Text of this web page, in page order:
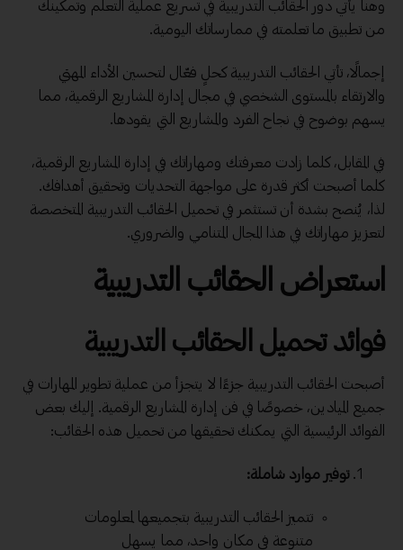
وهنا يأتي دور الحقائب التدريبية في تسريع عملية التعلم وتمكينك
من تطبيق ما تعلمته في ممارساتك اليومية.
إجمالًا، تأتي الحقائب التدريبية كحلٍ فعّال لتحسين الأداء المهني
والارتقاء بالمستوى الشخصي في مجال إدارة المشاريع الرقمية، مما
يسهم بوضوح في نجاح الفرد والمشاريع التي يقودها.
في المقابل، كلما زادت معرفتك ومهاراتك في إدارة المشاريع الرقمية،
كلما أصبحت أكثر قدرة على مواجهة التحديات وتحقيق أهدافك.
لذا، يُنصح بشدة أن تستثمر في تحميل الحقائب التدريبية المتخصصة
لتعزيز مهاراتك في هذا المجال المتنامي والضروري.
استعراض الحقائب التدريبية
فوائد تحميل الحقائب التدريبية
أصبحت الحقائب التدريبية جزءًا لا يتجزأ من عملية تطوير المهارات في
جميع الميادين، خصوصًا في فن إدارة المشاريع الرقمية. إليك بعض
الفوائد الرئيسية التي يمكنك تحقيقها من تحميل هذه الحقائب:
توفير موارد شاملة:
تتميز الحقائب التدريبية بتجميعها لمعلومات
متنوعة في مكان واحد، مما يسهل